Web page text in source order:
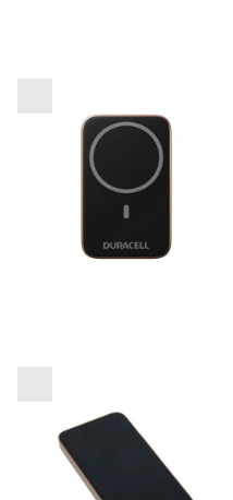
PowerBank